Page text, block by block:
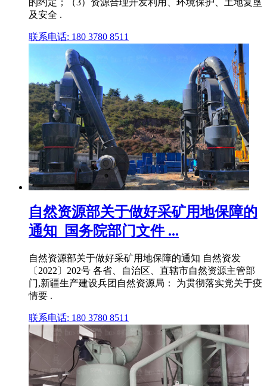
的约定；（3）资源合理开发利用、环境保护、土地复垦
及安全 .
联系电话: 180 3780 8511
自然资源部关于做好采矿用地保障的
通知_国务院部门文件 ...
自然资源部关于做好采矿用地保障的通知 自然资发
〔2022〕202号 各省、自治区、直辖市自然资源主管部
门,新疆生产建设兵团自然资源局： 为贯彻落实党关于疫
情要 .
联系电话: 180 3780 8511